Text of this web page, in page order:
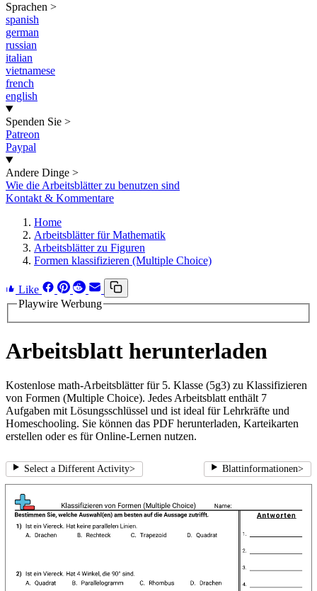
Sprachen >
spanish
german
russian
italian
vietnamese
french
english
Spenden Sie >
Patreon
Paypal
Andere Dinge >
Wie die Arbeitsblätter zu benutzen sind
Kontakt & Kommentare
Home
Arbeitsblätter für Mathematik
Arbeitsblätter zu Figuren
Formen klassifizieren (Multiple Choice)
Like
Playwire Werbung
Arbeitsblatt herunterladen
Kostenlose math-Arbeitsblätter für 5. Klasse (5g3) zu Klassifizieren
von Formen (Multiple Choice). Jedes Arbeitsblatt enthält 7
Aufgaben mit Lösungsschlüssel und ist ideal für Lehrkräfte und
Homeschooling. Sie können das PDF herunterladen, Karteikarten
erstellen oder es für Online-Lernen nutzen.
Select a Different Activity> Blattinformationen>